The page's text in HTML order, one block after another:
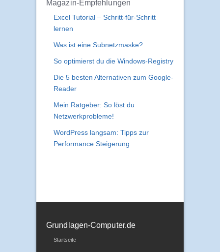
Magazin-Empfehlungen
Excel Tutorial – Schritt-für-Schritt
lernen
Was ist eine Subnetzmaske?
So optimierst du die Windows-Registry
Die 5 besten Alternativen zum Google-
Reader
Mein Ratgeber: So löst du
Netzwerkprobleme!
WordPress langsam: Tipps zur
Performance Steigerung
Grundlagen-Computer.de
Startseite